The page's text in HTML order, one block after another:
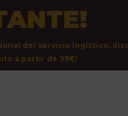
del servicio logístico,
a partir de 99€!